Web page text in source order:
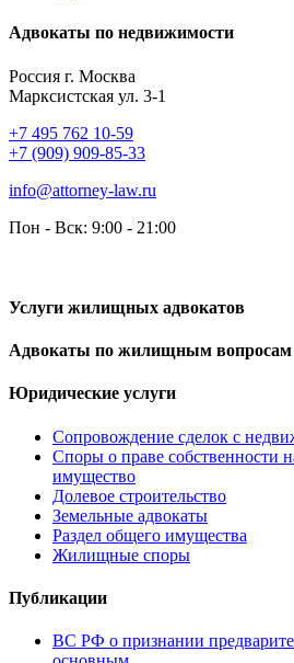
Адвокаты по недвижимости
Россия г. Москва
Марксистская ул. 3-1
+7 495 762 10-59
+7 (909) 909-85-33
info@attorney-law.ru
Пон - Вск: 9:00 - 21:00
Услуги жилищных адвокатов
Адвокаты по жилищным вопросам
Юридические услуги
Сопровождение сделок с
Споры о праве собственности
имущество
Долевое строительство
Земельные адвокаты
Раздел общего имущества
Жилищные споры
Публикации
ВС РФ о признании